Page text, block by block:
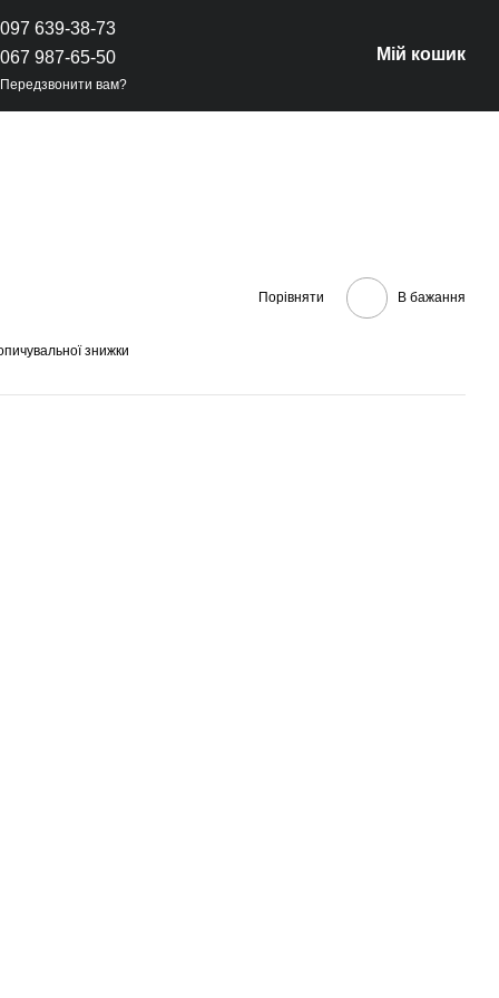
097 639-38-73
067 987-65-50
Передзвонити вам?
Мій кошик
Порівняти В бажання
знижки